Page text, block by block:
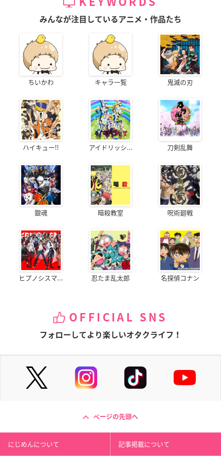
みんなが注目しているアニメ・作品たち
ちいかわ キャラ一覧 鬼滅の刃
ハイキュー!! アイドリッシ... 刀剣乱舞
銀魂 暗殺教室 呪術廻戦
ヒプノシスマ... 忍たま乱太郎 名探偵コナン
OFFICIAL SNS
フォローしてより楽しいオタクライフ！
ページの先頭へ
にじめんについて 記事掲載について